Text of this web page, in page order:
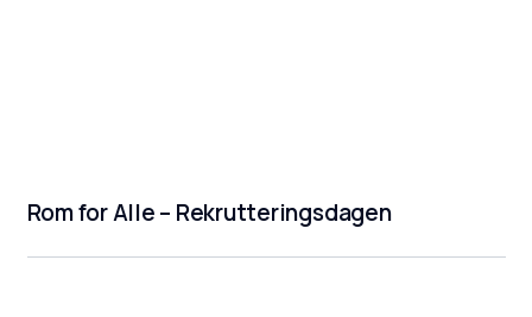
Rom for Alle – Rekrutteringsdagen